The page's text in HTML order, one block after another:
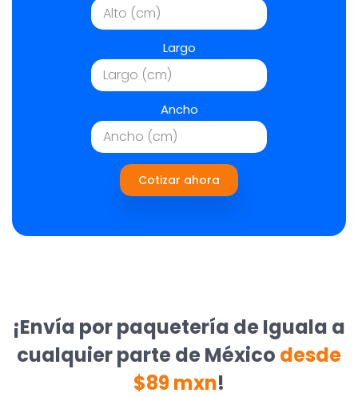
Largo
Ancho
Cotizar ahora
¡Envía por paquetería de Iguala a
cualquier parte de México desde
$89 mxn!